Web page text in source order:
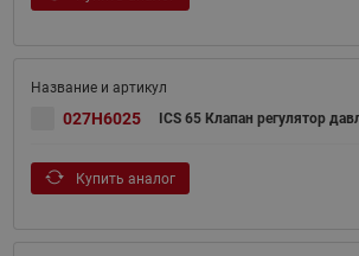
027H6025 ICS 65 Клапан регулятор
Купить аналог